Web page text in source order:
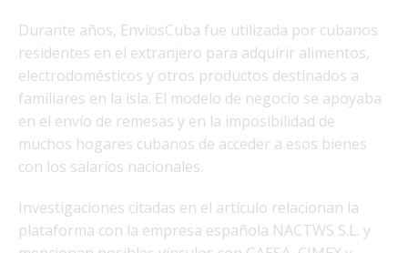
Durante años, EnvíosCuba fue utilizada por cubanos
residentes en el extranjero para adquirir alimentos,
electrodomésticos y otros productos destinados a
familiares en la isla. El modelo de negocio se apoyaba
en el envío de remesas y en la imposibilidad de
muchos hogares cubanos de acceder a esos bienes
con los salarios nacionales.
Investigaciones citadas en el artículo relacionan la
plataforma con la empresa española NACTWS S.L. y